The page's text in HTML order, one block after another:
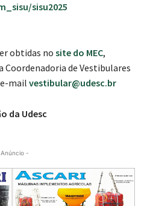
sisu2025
obtidas no site do MEC,
Coordenadoria de Vestibulares
mail vestibular@udesc.br
da Udesc
-